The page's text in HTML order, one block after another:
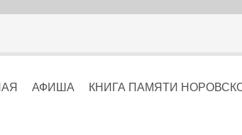
АФИША КНИГА ПАМЯТИ